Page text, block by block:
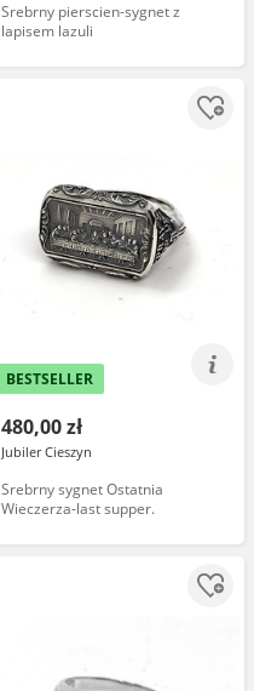
Srebrny pierscien-sygnet z
lapisem lazuli
BESTSELLER
480,00 zł
Jubiler Cieszyn
Srebrny sygnet Ostatnia
Wieczerza-last supper.